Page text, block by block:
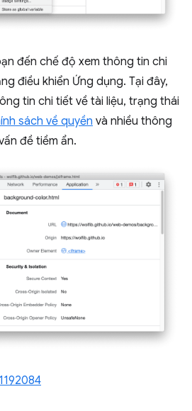
đến chế độ xem thông tin chi
điều khiển Ứng dụng. Tại đây,
tin chi tiết về tài liệu, trạng thái
sách về quyền và nhiều thông
đề tiềm ẩn.
1192084